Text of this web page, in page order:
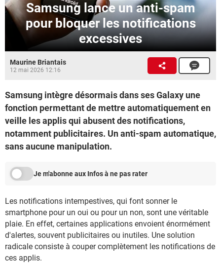
Samsung lance un anti-spam
pour bloquer les notifications
excessives
Maurine Briantais
12 mai 2026 12:16
Samsung intègre désormais dans ses Galaxy une
fonction permettant de mettre automatiquement en
veille les applis qui abusent des notifications,
notamment publicitaires. Un anti-spam automatique,
sans aucune manipulation.
Je m'abonne aux Infos à ne pas rater
Les notifications intempestives, qui font sonner le
smartphone pour un oui ou pour un non, sont une véritable
plaie. En effet, certaines applications envoient énormément
d'alertes, souvent publicitaires ou inutiles. Une solution
radicale consiste à couper complètement les notifications de
ces applis.